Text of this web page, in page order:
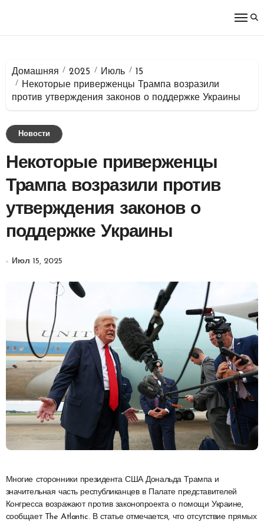
Домашняя 2025 Июль
15
Некоторые приверженцы Трампа возразили
против утверждения законов о поддержке Украины
Новости
Некоторые приверженцы
Трампа возразили против
утверждения законов о
поддержке Украины
Июл 15, 2025
Многие сторонники президента США Дональда Трампа и
значительная часть республиканцев в Палате представителей
Конгресса возражают против законопроекта о помощи Украине,
сообщает The Atlantic. В статье отмечается, что отсутствие прямых